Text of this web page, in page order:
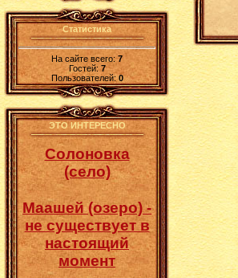
Статистика
На сайте всего:7
Гостей:7
Пользователей: 0
ЭТО ИНТЕРЕСНО
Солоновка
(село)
Маашей (озеро) -
не существует в
настоящий
момент